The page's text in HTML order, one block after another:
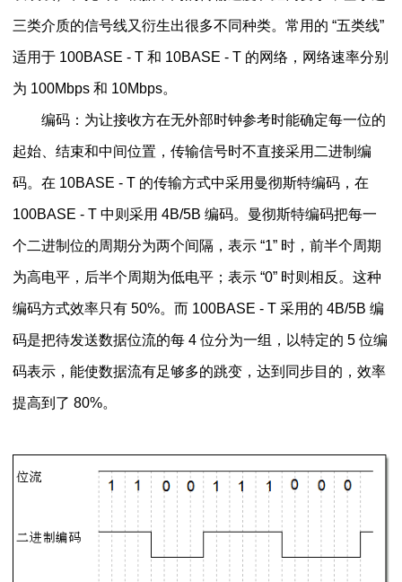
三类介质的信号线又衍生出很多不同种类。常用的 “五类线”
适用于 100BASE - T 和 10BASE - T 的网络，网络速率分别
为 100Mbps 和 10Mbps。
编码：为让接收方在无外部时钟参考时能确定每一位的
起始、结束和中间位置，传输信号时不直接采用二进制编
码。在 10BASE - T 的传输方式中采用曼彻斯特编码，在
100BASE - T 中则采用 4B/5B 编码。曼彻斯特编码把每一
个二进制位的周期分为两个间隔，表示 “1” 时，前半个周期
为高电平，后半个周期为低电平；表示 “0” 时则相反。这种
编码方式效率只有 50%。而 100BASE - T 采用的 4B/5B 编
码是把待发送数据位流的每 4 位分为一组，以特定的 5 位编
码表示，能使数据流有足够多的跳变，达到同步目的，效率
提高到了 80%。